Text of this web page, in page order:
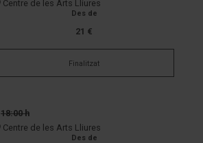
Centre de les Arts Lliures
Des de
21 €
Finalitzat
18:00 h
Centre de les Arts Lliures
Des de